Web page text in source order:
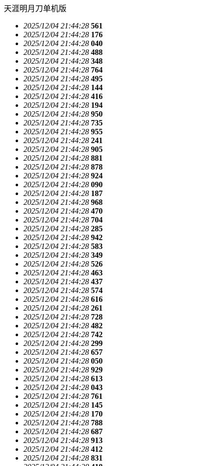
天涯明月刀单机版
2025/12/04 21:44:28 561
2025/12/04 21:44:28 176
2025/12/04 21:44:28 040
2025/12/04 21:44:28 488
2025/12/04 21:44:28 348
2025/12/04 21:44:28 764
2025/12/04 21:44:28 495
2025/12/04 21:44:28 144
2025/12/04 21:44:28 416
2025/12/04 21:44:28 194
2025/12/04 21:44:28 950
2025/12/04 21:44:28 735
2025/12/04 21:44:28 955
2025/12/04 21:44:28 241
2025/12/04 21:44:28 905
2025/12/04 21:44:28 881
2025/12/04 21:44:28 878
2025/12/04 21:44:28 924
2025/12/04 21:44:28 090
2025/12/04 21:44:28 187
2025/12/04 21:44:28 968
2025/12/04 21:44:28 470
2025/12/04 21:44:28 704
2025/12/04 21:44:28 285
2025/12/04 21:44:28 942
2025/12/04 21:44:28 583
2025/12/04 21:44:28 349
2025/12/04 21:44:28 526
2025/12/04 21:44:28 463
2025/12/04 21:44:28 437
2025/12/04 21:44:28 574
2025/12/04 21:44:28 616
2025/12/04 21:44:28 261
2025/12/04 21:44:28 728
2025/12/04 21:44:28 482
2025/12/04 21:44:28 742
2025/12/04 21:44:28 299
2025/12/04 21:44:28 657
2025/12/04 21:44:28 050
2025/12/04 21:44:28 929
2025/12/04 21:44:28 613
2025/12/04 21:44:28 043
2025/12/04 21:44:28 761
2025/12/04 21:44:28 145
2025/12/04 21:44:28 170
2025/12/04 21:44:28 788
2025/12/04 21:44:28 687
2025/12/04 21:44:28 913
2025/12/04 21:44:28 412
2025/12/04 21:44:28 831